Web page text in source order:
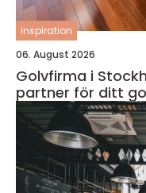
inspiration
06. August 2026
Golvfirma i
partner för ditt